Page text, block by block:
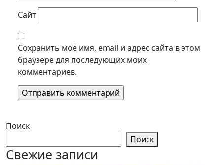
Сайт
Сохранить моё имя, email и адрес сайта в этом
браузере для последующих моих
комментариев.
Поиск
Поиск
Свежие записи